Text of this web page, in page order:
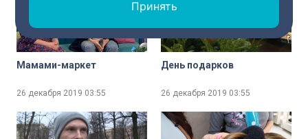
Мамами-маркет
26 декабря 2019 03:55
День подарков
26 декабря 2019 03:55
Принять